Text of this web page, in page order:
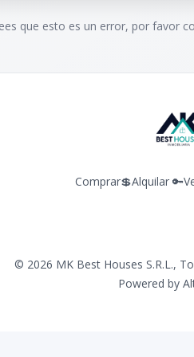
que esto es un error, por favor
Comprar💲Alquilar 🔑
© 2026 MK Best Houses S.R.L.,
Powered by